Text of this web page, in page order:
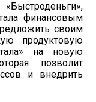
финансовым
своим
продуктовую
на новую
позволит
и внедрить